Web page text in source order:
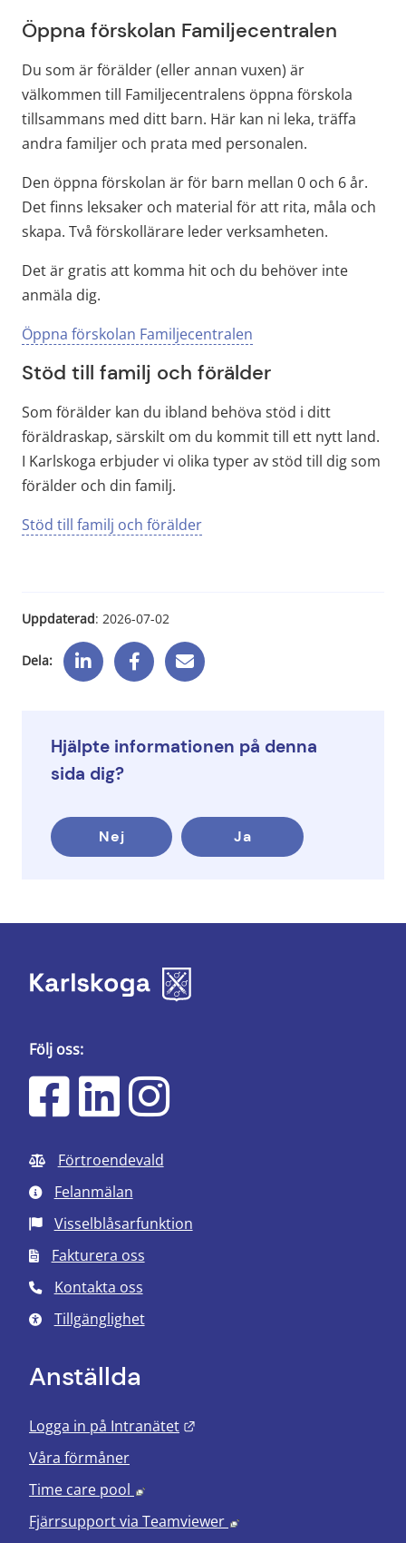
Öppna förskolan Familjecentralen
Du som är förälder (eller annan vuxen) är
välkommen till Familjecentralens öppna förskola
tillsammans med ditt barn. Här kan ni leka, träffa
andra familjer och prata med personalen.
Den öppna förskolan är för barn mellan 0 och 6 år.
Det finns leksaker och material för att rita, måla och
skapa. Två förskollärare leder verksamheten.
Det är gratis att komma hit och du behöver inte
anmäla dig.
Öppna förskolan Familjecentralen
Stöd till familj och förälder
Som förälder kan du ibland behöva stöd i ditt
föräldraskap, särskilt om du kommit till ett nytt land.
I Karlskoga erbjuder vi olika typer av stöd till dig som
förälder och din familj.
Stöd till familj och förälder
Uppdaterad: 2026-07-02
Dela:
Hjälpte informationen på denna
sida dig?
Nej Ja
Följ oss:
Förtroendevald
Felanmälan
Visselblåsarfunktion
Fakturera oss
Kontakta oss
Tillgänglighet
Anställda
Logga in på Intranätet
Våra förmåner
Time care pool
Länk till annan webbplats, öppnas i
Fjärrsupport via Teamviewer Länk till annan